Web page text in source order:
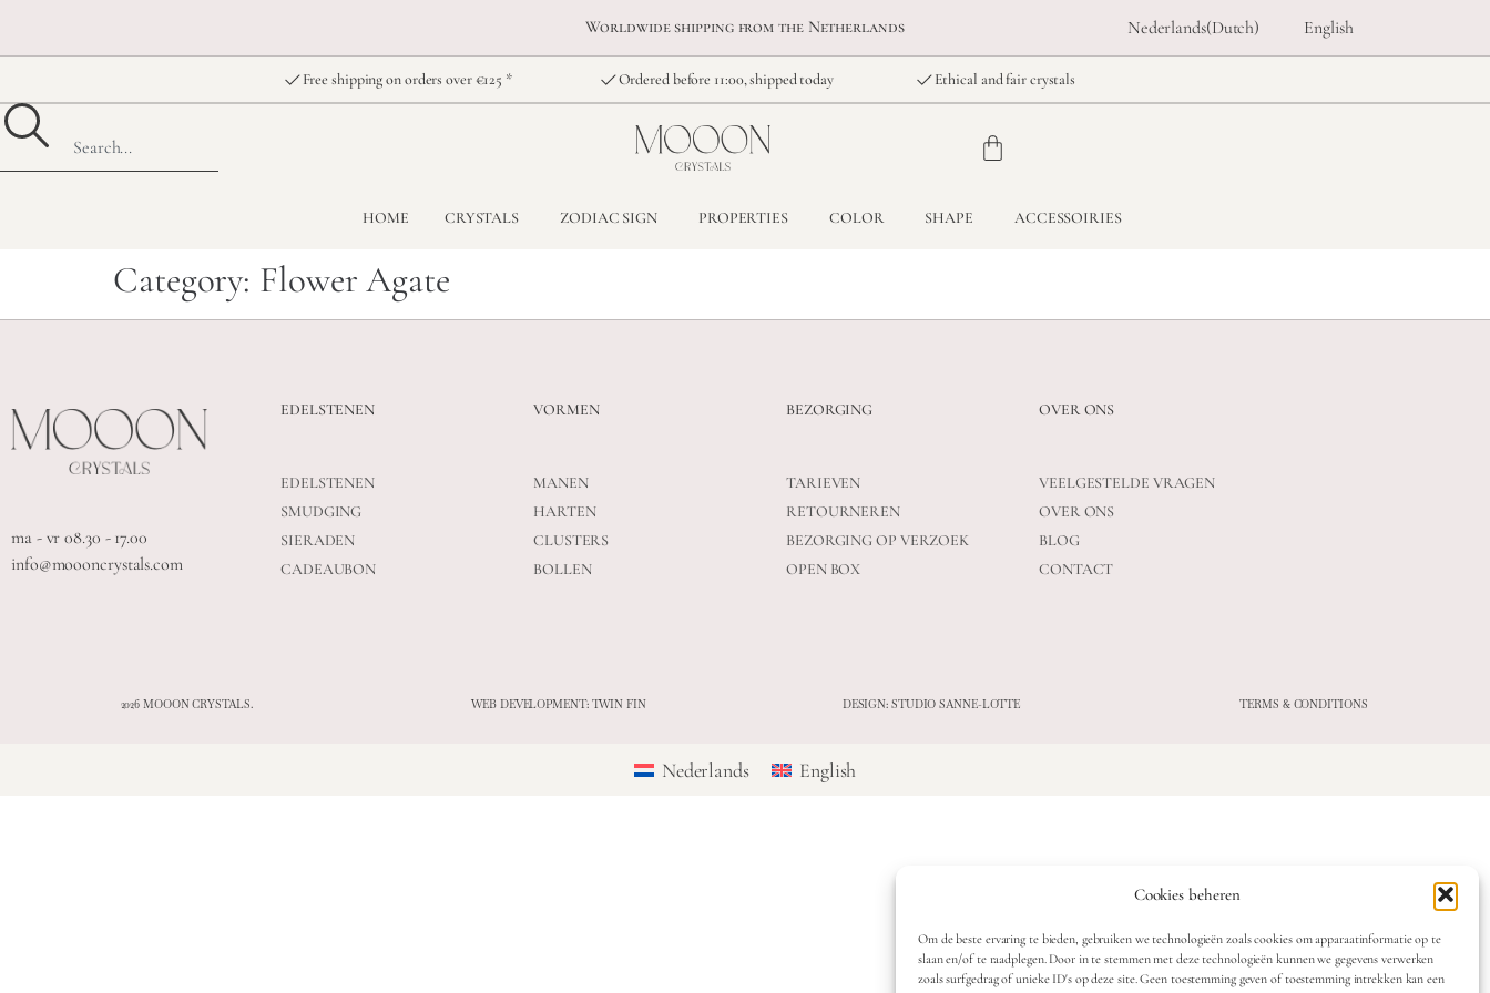
Cookies beheren
Om de beste ervaring te bieden, gebruiken we technologieën zoals cookies om apparaatinformatie op te
slaan en/of te raadplegen. Door in te stemmen met deze technologieën kunnen we gegevens verwerken
zoals surfgedrag of unieke ID's op deze site. Geen toestemming geven of toestemming intrekken kan een
Worldwide shipping from the Netherlands Nederlands(Dutch) English
Free shipping on orders over €125 * Ordered before 11:00, shipped today Ethical and fair crystals
HOME CRYSTALS ZODIAC SIGN PROPERTIES COLOR SHAPE ACCESSOIRIES
Category: Flower Agate
ma - vr 08.30 - 17.00
info@moooncrystals.com
EDELSTENEN
EDELSTENEN
SMUDGING
SIERADEN
CADEAUBON
VORMEN
MANEN
HARTEN
CLUSTERS
BOLLEN
BEZORGING
TARIEVEN
RETOURNEREN
BEZORGING OP VERZOEK
OPEN BOX
OVER ONS
VEELGESTELDE VRAGEN
OVER ONS
BLOG
CONTACT
2026 MOOON CRYSTALS. WEB DEVELOPMENT: TWIN FIN DESIGN: STUDIO SANNE-LOTTE TERMS & CONDITIONS
Nederlands English